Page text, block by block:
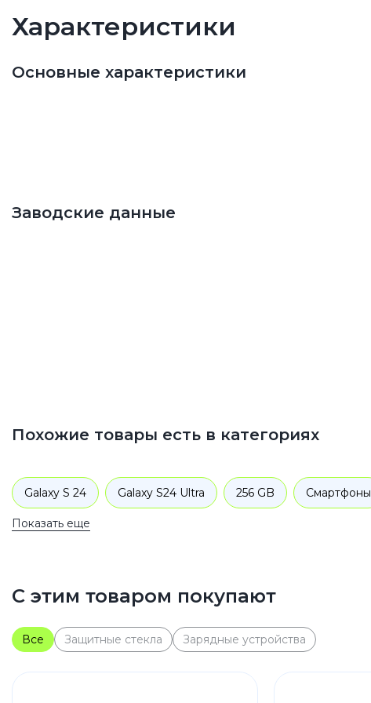
Характеристики
Основные характеристики
Заводские данные
Похожие товары есть в категориях
Galaxy S 24 Galaxy S24 Ultra 256 GB Смартфоны
Показать еще
С этим товаром покупают
Все Защитные стекла Зарядные устройства